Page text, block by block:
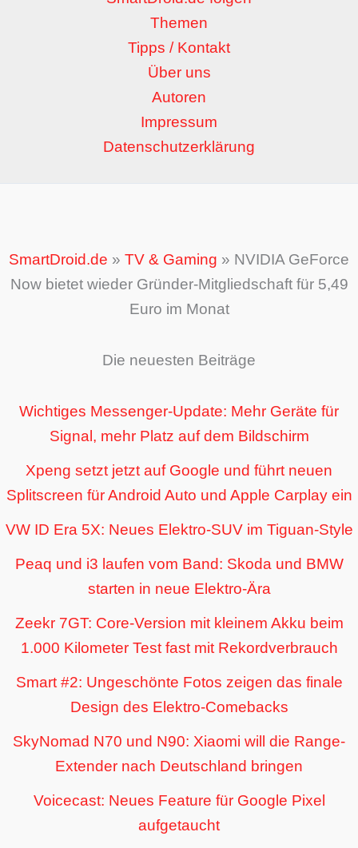
Themen
Tipps / Kontakt
Über uns
Autoren
Impressum
Datenschutzerklärung
SmartDroid.de » TV & Gaming » NVIDIA GeForce
Now bietet wieder Gründer-Mitgliedschaft für 5,49
Euro im Monat
Die neuesten Beiträge
Wichtiges Messenger-Update: Mehr Geräte für
Signal, mehr Platz auf dem Bildschirm
Xpeng setzt jetzt auf Google und führt neuen
Splitscreen für Android Auto und Apple Carplay ein
VW ID Era 5X: Neues Elektro-SUV im Tiguan-Style
Peaq und i3 laufen vom Band: Skoda und BMW
starten in neue Elektro-Ära
Zeekr 7GT: Core-Version mit kleinem Akku beim
1.000 Kilometer Test fast mit Rekordverbrauch
Smart #2: Ungeschönte Fotos zeigen das finale
Design des Elektro-Comebacks
SkyNomad N70 und N90: Xiaomi will die Range-
Extender nach Deutschland bringen
Voicecast: Neues Feature für Google Pixel
aufgetaucht